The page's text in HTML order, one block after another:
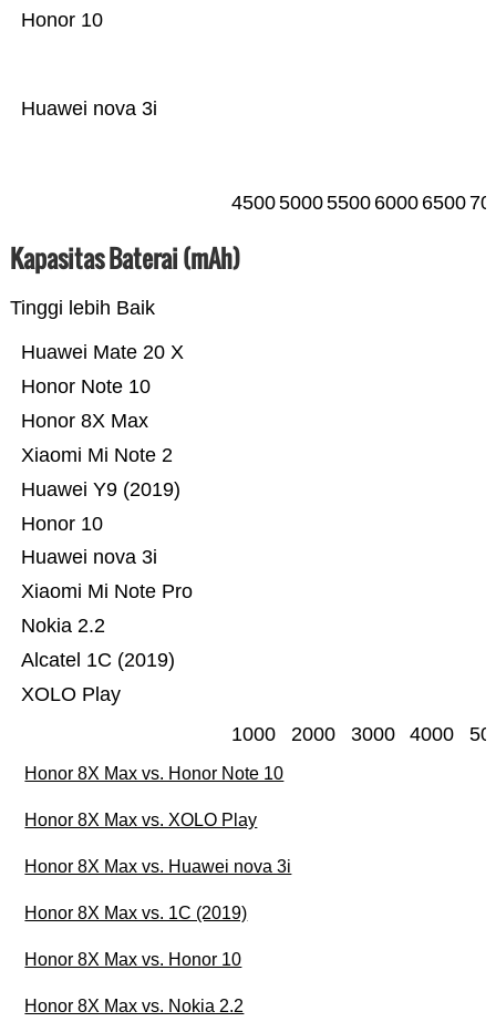
Huawei nova 3i
Honor 10
450050005500 6000 6500
Kapasitas Baterai (mAh)
Tinggi lebih Baik
XOLO Play
Alcatel 1C (2019)
Nokia 2.2
Xiaomi Mi Note Pro
Huawei nova 3i
Honor 10
Huawei Y9 (2019)
Xiaomi Mi Note 2
Honor 8X Max
Honor Note 10
Huawei Mate 20 X
1000 2000 3000 4000
Honor 8X Max vs. Honor Note 10
Honor 8X Max vs. XOLO Play
Honor 8X Max vs. Huawei nova 3i
Honor 8X Max vs. 1C (2019)
Honor 8X Max vs. Honor 10
Honor 8X Max vs. Nokia 2.2